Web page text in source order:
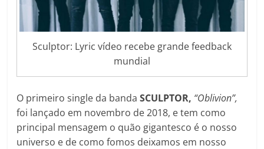
Sculptor: Lyric vídeo recebe grande feedback
mundial
O primeiro single da bandaSCULPTOR, “Oblivion”,
foi lançado em novembro de 2018, e tem como
principal mensagem o quão gigantesco é o nosso
universo e de como fomos deixamos em nosso